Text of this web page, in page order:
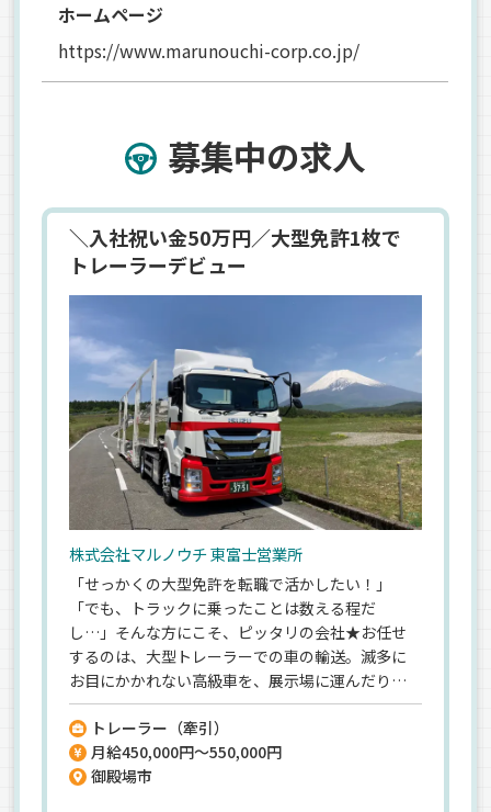
ホームページ
https://www.marunouchi-corp.co.jp/
募集中の求人
＼入社祝い金50万円／大型免許1枚で
トレーラーデビュー
株式会社マルノウチ 東富士営業所
「せっかくの大型免許を転職で活かしたい！」
「でも、トラックに乗ったことは数える程だ
し…」そんな方にこそ、ピッタリの会社★お任せ
するのは、大型トレーラーでの車の輸送。滅多に
お目にかかれない高級車を、展示場に運んだりな
ど…車好きにはたまらないお仕事ですよ♪けん引
免許は入社後に取得すればOK！入社後は一人ひと
りに選りすぐりの教育担当者が付きます◎構内で
の反復練習など、徐々に慣れていきましょう
トレーラー（牽引）
月給450,000円～550,000円
御殿場市